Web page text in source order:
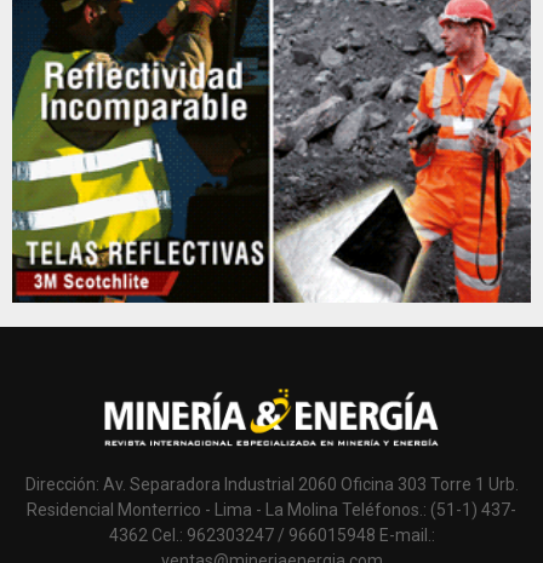
Dirección: Av. Separadora Industrial 2060 Oficina 303 Torre 1 Urb.
Residencial Monterrico - Lima - La Molina Teléfonos.: (51-1) 437-
4362 Cel.: 962303247 / 966015948 E-mail.: